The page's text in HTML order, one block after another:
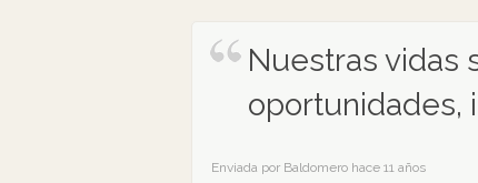
Nuestras vidas
oportunidades,
Enviada por Baldomero hace 11 años